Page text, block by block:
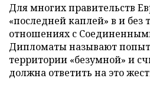
Для многих правительств
«последней каплей» в и
отношениях с
Дипломаты называют
территории «безумной» и
должна ответить на это